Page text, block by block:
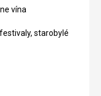
vína
starobylé